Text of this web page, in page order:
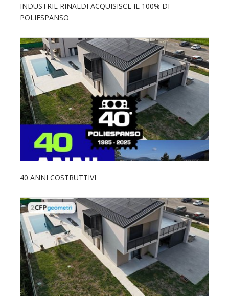
INDUSTRIE RINALDI ACQUISISCE IL 100% DI
POLIESPANSO
40 ANNI COSTRUTTIVI